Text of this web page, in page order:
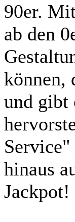
90er.
ab den
können,
und gibt
hinaus
Jackpot!